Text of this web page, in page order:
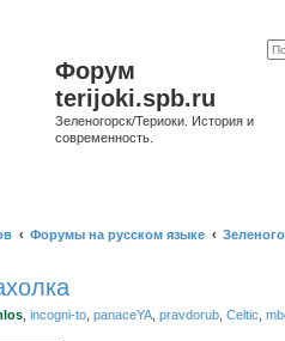
Форум
terijoki.spb.ru
Зеленогорск/Териоки. История и
современность.
Форумы на русском языке
incogni-to panaceYA pravdorub Celtic